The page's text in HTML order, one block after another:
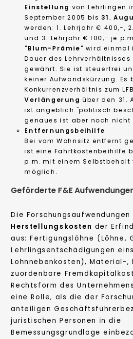
Einstellung von Lehrlingen
September 2005 bis 31.
werden: 1. Lehrjahr € 400,-,
und 3. Lehrjahr € 100,- je
"Blum-Prämie" wird einmal
Dauer des
gewährt. Sie ist steuerfrei
keiner Aufwandskürzung. Es
Konkurrenzverhältnis zum
Verlängerung über den 31.
ist angeblich "politisch
genaues ist aber noch nicht
Entfernungsbeihilfe
Bei vom Wohnsitz entfernt
ist eine Fahrtkostenbeihilfe
p.m. mit einem Selbstbehalt
möglich.
Geförderte F&E Aufwendungen
Die
Herstellungskosten der
aus: Fertigungslöhne (Löhne,
Lehrlingsentschädigungen
Lohnnebenkosten), Material-,
zuordenbare
Rechtsform des
eine Rolle, als die der
anteiligen
juristischen Personen in die
Bemessungsgrundlage